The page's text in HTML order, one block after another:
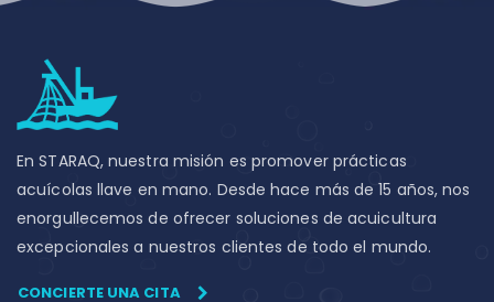
En STARAQ, nuestra misión es promover prácticas
acuícolas llave en mano. Desde hace más de 15 años, nos
enorgullecemos de ofrecer soluciones de acuicultura
excepcionales a nuestros clientes de todo el mundo.
CONCIERTE UNA CITA